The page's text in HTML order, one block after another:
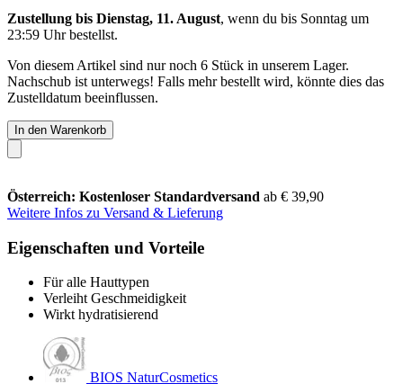
Zustellung bis Dienstag, 11. August, wenn du bis Sonntag um
23:59 Uhrbestellst.
Von diesem Artikel sind nur noch 6 Stück in unserem Lager.
Nachschub ist unterwegs! Falls mehr bestellt wird, könnte dies das
Zustelldatum beeinflussen.
In den Warenkorb
Österreich: Kostenloser Standardversand ab € 39,90
Weitere Infos zu Versand & Lieferung
Eigenschaften und Vorteile
Für alle Hauttypen
Verleiht Geschmeidigkeit
Wirkt hydratisierend
BIOS NaturCosmetics